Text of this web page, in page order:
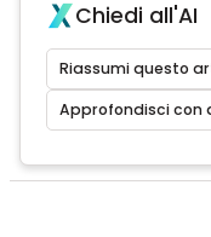
Chiedi all'AI
Riassumi questo
Approfondisci con